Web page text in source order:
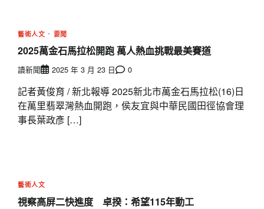
藝術人文 要聞
2025萬金石馬拉松開跑 萬人熱血挑戰最美賽道
讀新聞 2025 年 3 月 23 日 0
記者黃俊育 / 新北報導 2025新北市萬金石馬拉松(16)日
在萬里翡翠灣熱血開跑，侯友宜與中華民國田徑協會理
事長葉政彥 […]
藝術人文
視察高屏二快進度 卓揆：希望115年動工